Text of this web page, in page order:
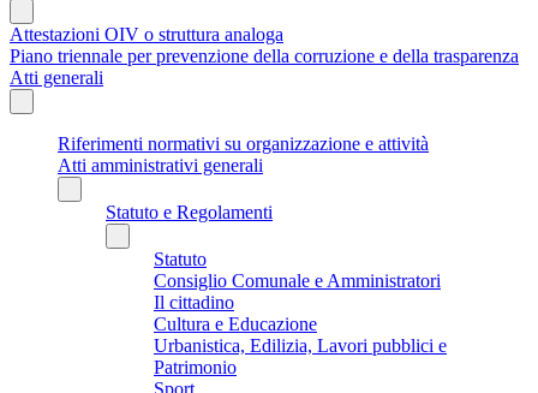
Attestazioni OIV o struttura analoga
Piano triennale per prevenzione della corruzione e della trasparenza
Atti generali
Riferimenti normativi su organizzazione e attività
Atti amministrativi generali
Statuto e Regolamenti
Statuto
Consiglio Comunale e Amministratori
Il cittadino
Cultura e Educazione
Urbanistica, Edilizia, Lavori pubblici e
Patrimonio